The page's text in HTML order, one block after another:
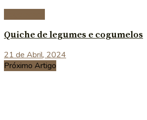
Quiche de legumes e cogumelos
21 de Abril, 2024
Próximo Artigo